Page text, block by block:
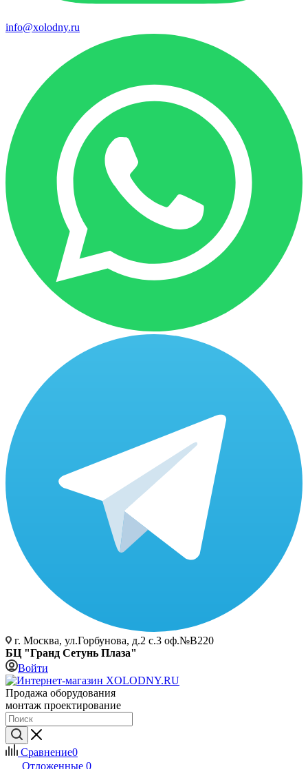
info@xolodny.ru
г. Москва, ул.Горбунова, д.2 с.3 оф.№В220
БЦ "Гранд Сетунь Плаза"
Войти
Продажа оборудования
монтаж проектирование
Сравнение0
Отложенные 0